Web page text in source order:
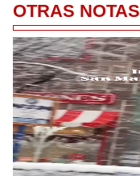
OTRAS NOTAS